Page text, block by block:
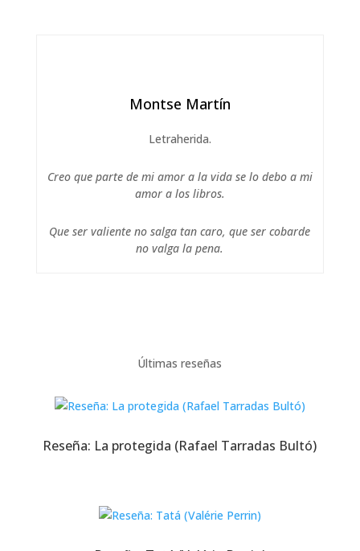
Montse Martín
Letraherida.
Creo que parte de mi amor a la vida se lo debo a mi
amor a los libros.
Que ser valiente no salga tan caro, que ser cobarde
no valga la pena.
Últimas reseñas
Reseña: La protegida (Rafael Tarradas Bultó)